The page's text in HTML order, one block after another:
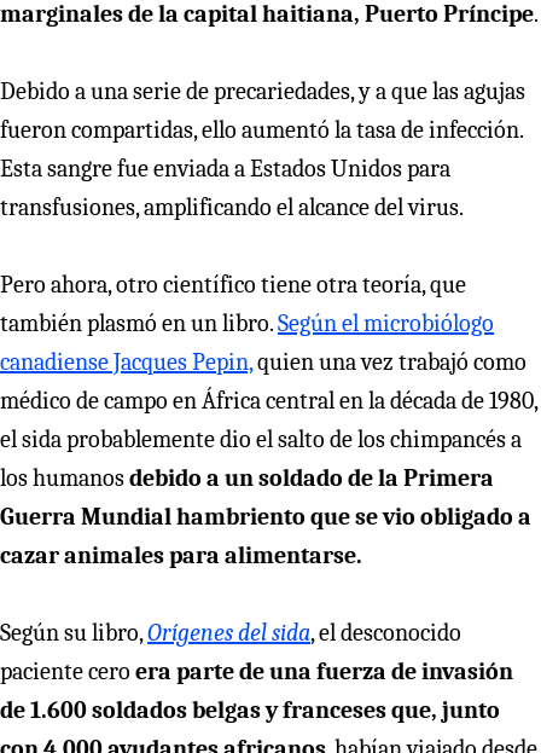
marginales de la capital haitiana, Puerto Príncipe.
Debido a una serie de precariedades, y a que las agujas
fueron compartidas, ello aumentó la tasa de infección.
Esta sangre fue enviada a Estados Unidos para
transfusiones, amplificando el alcance del virus.
Pero ahora, otro científico tiene otra teoría, que
también plasmó en un libro.Según el microbiólogo
canadiense Jacques Pepin,quien una vez trabajó como
médico de campo en África central en la década de 1980,
el sida probablemente dio el salto de los chimpancés a
los humanosdebido a un soldado de la Primera
Guerra Mundial hambriento que se vio obligado a
cazar animales para alimentarse.
Según su libro,Orígenes del sida, el desconocido
paciente cero era parte de una fuerza de invasión
de 1.600 soldados belgas y franceses que, junto